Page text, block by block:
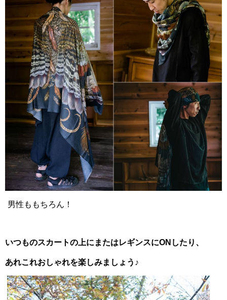
男性ももちろん！
いつものスカートの上にまたはレギンスにONしたり、
あれこれおしゃれを楽しみましょう♪